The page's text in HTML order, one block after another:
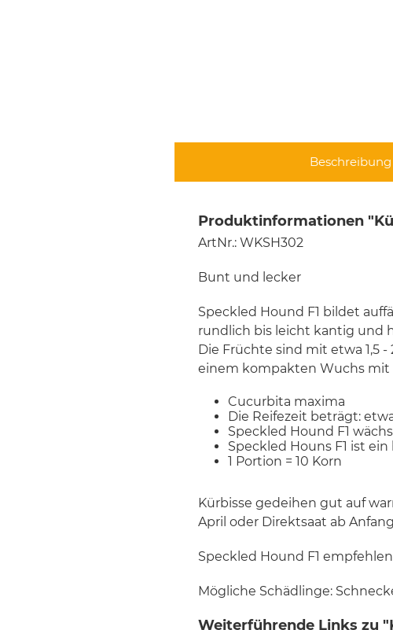
Beschreibung
Produktinformationen
ArtNr.: WKSH302
Bunt und lecker
Speckled Hound F1 bildet
rundlich bis leicht kantig und
Die Früchte sind mit etwa 1,5
einem kompakten Wuchs mit
Cucurbita maxima
Die Reifezeit beträgt:
Speckled Hound F1
Speckled Houns F1 ist
1 Portion = 10 Korn
Kürbisse gedeihen gut auf
April oder Direktsaat ab
Speckled Hound F1
Mögliche Schädlinge:
Weiterführende Links zu